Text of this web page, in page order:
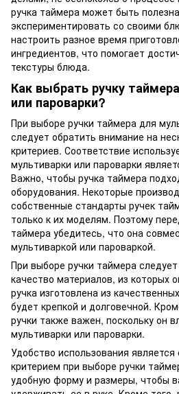
ручка таймера может быть
экспериментировать со своими
настроить разное время
ингредиентов, что помогает
текстуры блюда.
Как выбрать ручку
или пароварки?
При выборе ручки таймера для
следует обратить внимание на
критериев. Соответствие
мультиварки или пароварки
Важно, чтобы ручка таймера
оборудования. Некоторые
собственные стандарты ручек
только к их моделям. Поэтому
таймера убедитесь, что она
мультиваркой или пароваркой.
При выборе ручки таймера
качество материалов, из которых
ручка изготовлена ​​из
будет крепкой и долговечной.
ручки также важен, поскольку он
мультиварки или пароварки.
Удобство использования
критерием при выборе ручки
удобную форму и размеры, чтобы